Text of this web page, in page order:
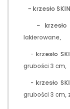
- krzesło SKIN
- krzesło
lakierowane,
- krzesło
grubości 3 cm,
- krzesło
grubości 3 cm,